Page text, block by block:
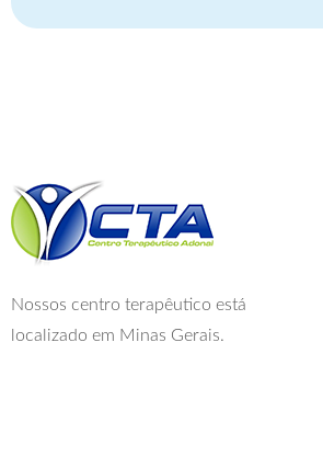
Nossos centro terapêutico está
localizado em Minas Gerais.